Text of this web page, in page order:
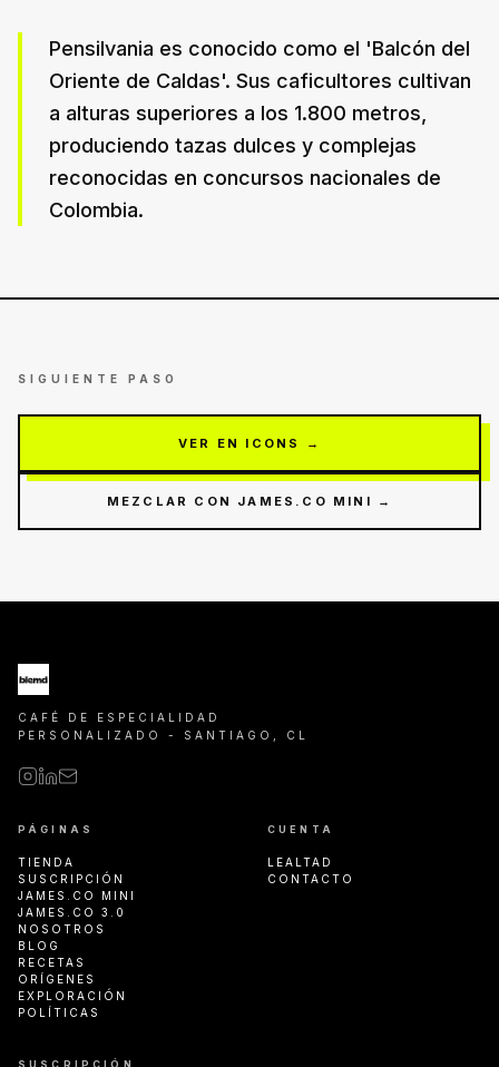
Pensilvania es conocido como el 'Balcón del
Oriente de Caldas'. Sus caficultores cultivan
a alturas superiores a los 1.800 metros,
produciendo tazas dulces y complejas
reconocidas en concursos nacionales de
Colombia.
SIGUIENTE PASO
VER EN ICONS →
MEZCLAR CON JAMES.CO MINI →
CAFÉ DE ESPECIALIDAD
PERSONALIZADO - SANTIAGO, CL
PÁGINAS
TIENDA
SUSCRIPCIÓN
JAMES.CO MINI
JAMES.CO 3.0
NOSOTROS
BLOG
RECETAS
ORÍGENES
EXPLORACIÓN
POLÍTICAS
CUENTA
LEALTAD
CONTACTO
SUSCRIPCIÓN